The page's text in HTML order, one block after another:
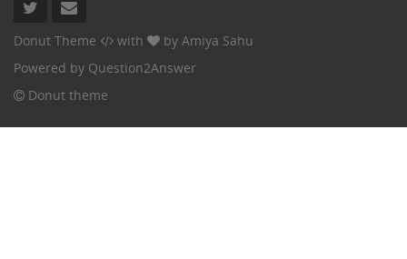
Donut Theme with by Amiya Sahu
Powered by Question2Answer
Donut theme